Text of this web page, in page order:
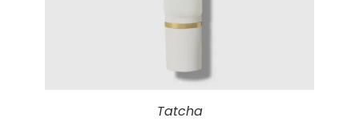
Tatcha